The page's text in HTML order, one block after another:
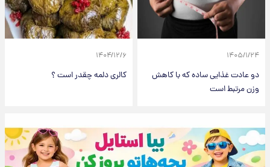
۱۴۰۵/۱/۲۴
دو عادت غذایی ساده که با کاهش
وزن مرتبط است
۱۴۰۴/۱۲/۶
کالری دلمه چقدر است ؟